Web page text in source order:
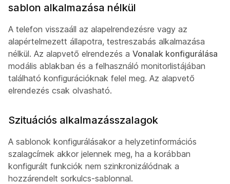
sablon alkalmazása nélkül
A telefon visszaáll az alapelrendezésre vagy az
alapértelmezett állapotra, testreszabás alkalmazása
nélkül. Az alapvető elrendezés a Vonalak konfigurálása
modális ablakban és a felhasználó monitorlistájában
található konfigurációknak felel meg. Az alapvető
elrendezés csak olvasható.
Szituációs alkalmazásszalagok
A sablonok konfigurálásakor a helyzetinformációs
szalagcímek akkor jelennek meg, ha a korábban
konfigurált funkciók nem szinkronizálódnak a
hozzárendelt sorkulcs-sablonnal.